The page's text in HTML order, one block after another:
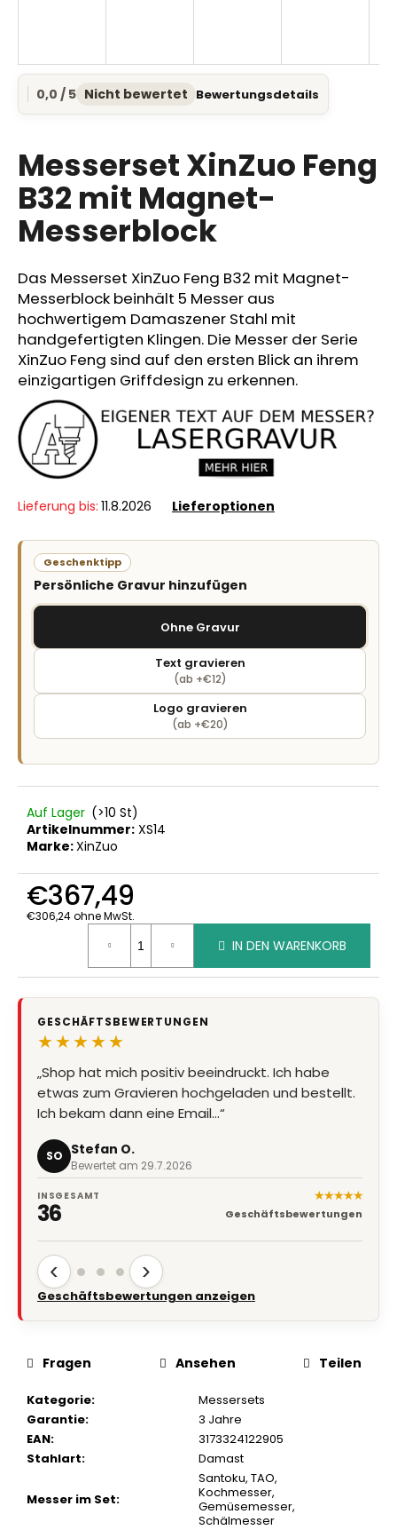
Die
durchschnittliche
ist
0,0
von
5
Sternen.
0,0 / 5 Nicht bewertet Bewertungsdetails
Messerset XinZuo Feng
B32 mit Magnet-
Messerblock
Das Messerset XinZuo Feng B32 mit Magnet-
Messerblock beinhält 5 Messer aus
hochwertigem Damaszener Stahl mit
handgefertigten Klingen. Die Messer der Serie
XinZuo Feng sind auf den ersten Blick an ihrem
einzigartigen Griffdesign zu erkennen.
Lieferung bis: 11.8.2026 Lieferoptionen
Geschenktipp
Persönliche Gravur hinzufügen
Ohne Gravur
Text gravieren
(ab +€12)
Logo gravieren
(ab +€20)
Auf Lager (>10 St)
Artikelnummer: XS14
Marke:XinZuo
€367,49
€306,24 ohne MwSt.
IN DEN WARENKORB
GESCHÄFTSBEWERTUNGEN
★★★★★
„Shop hat mich positiv beeindruckt. Ich habe
etwas zum Gravieren hochgeladen und bestellt.
Ich bekam dann eine Email…“
SO Stefan O.
Bewertet am 29.7.2026
„Super Qualität, Preis Leistung stimmt, Lieferung
super schnell“
Bewertet am 8.7.2026
INSGESAMT
36
★★★★★
Geschäftsbewertungen
‹ ›
Geschäftsbewertungen anzeigen
Garantie:
3 Jahre
EAN:
3173324122905
Stahlart
Damast
Santoku
Kochmesser,
Gemüsemesser
Schälmesser
Magnetständer
SUCHEN
r
e
m
p
e
h
l
e
n